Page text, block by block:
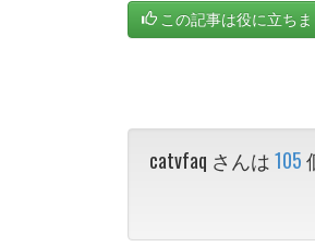
この記事は役に立ちま
catvfaq さんは105